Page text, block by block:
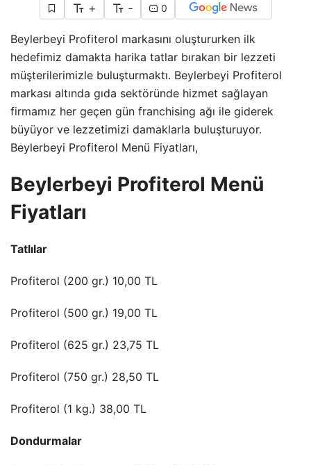
+ - 0
Beylerbeyi Profiterol markasını oluştururken ilk
hedefimiz damakta harika tatlar bırakan bir lezzeti
müşterilerimizle buluşturmaktı. Beylerbeyi Profiterol
markası altında gıda sektöründe hizmet sağlayan
firmamız her geçen gün franchising ağı ile giderek
büyüyor ve lezzetimizi damaklarla buluşturuyor.
Beylerbeyi Profiterol Menü Fiyatları,
Beylerbeyi Profiterol Menü
Fiyatları
Tatlılar
Profiterol (200 gr.) 10,00 TL
Profiterol (500 gr.) 19,00 TL
Profiterol (625 gr.) 23,75 TL
Profiterol (750 gr.) 28,50 TL
Profiterol (1 kg.) 38,00 TL
Dondurmalar